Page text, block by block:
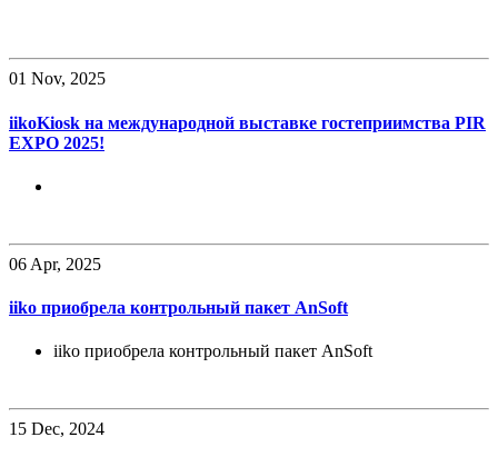
01 Nov, 2025
iikoKiosk на международной выставке гостеприимства PIR
EXPO 2025!
06 Apr, 2025
iiko приобрела контрольный пакет AnSoft
iiko приобрела контрольный пакет AnSoft
15 Dec, 2024